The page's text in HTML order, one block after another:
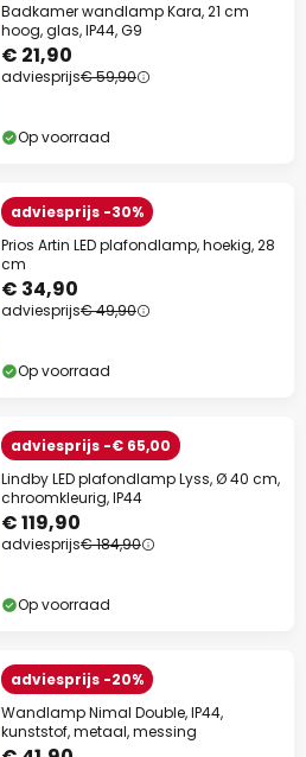
Badkamer wandlamp Kara, 21 cm
hoog, glas, IP44, G9
€ 21,90
adviesprijs€ 59,90
Op voorraad
adviesprijs -30%
Prios Artin LED plafondlamp, hoekig, 28
cm
€ 34,90
adviesprijs€ 49,90
Op voorraad
adviesprijs -€ 65,00
Lindby LED plafondlamp Lyss, Ø 40 cm,
chroomkleurig, IP44
€ 119,90
adviesprijs€ 184,90
Op voorraad
adviesprijs -20%
Wandlamp Nimal Double, IP44,
kunststof, metaal, messing